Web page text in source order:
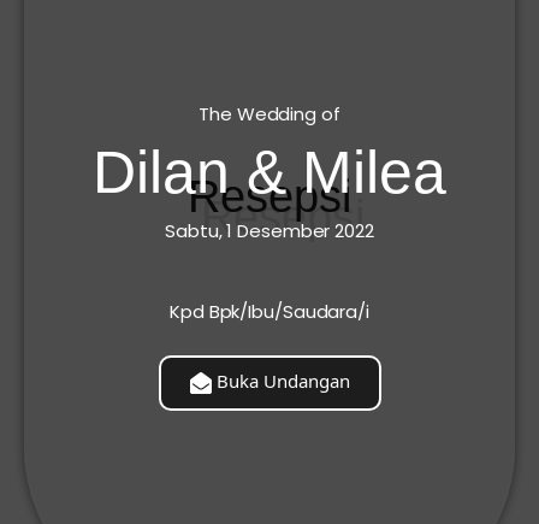
Resepsi
The Wedding of
Dilan & Milea
Sabtu, 1 Desember 2022
Kpd Bpk/Ibu/Saudara/i
Buka Undangan